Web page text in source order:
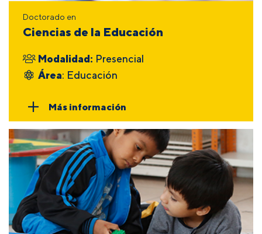
Doctorado en
Ciencias de la Educación
Modalidad: Presencial
Área: Educación
Más información